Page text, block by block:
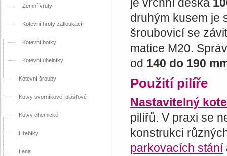
druhým kusem je
šroubovicí se
matice M20.
od 140 do 190
Použití pilíře
Nastavitelný
pilířů. V praxi se
konstrukci
parkovacích stání
Zemní vruty
Kotevní hroty zatloukací
Kotevní botky
Kotevní úhelníky
Kotevní šrouby
Kotvy svorníkové, plášťové
Kotvy chemické
Hřebíky
Lana